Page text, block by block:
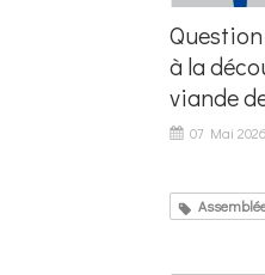
à la
viande
07 Mai 2026